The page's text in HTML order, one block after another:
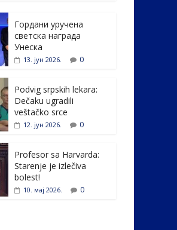
e
dI
n
e
Гордани уручена
светска награда
Унеска
13. јун 2026. 0
Podvig srpskih lekara:
Dečaku ugradili
veštačko srce
12. јун 2026. 0
Profesor sa Harvarda:
Starenje je izlečiva
bolest!
10. мај 2026. 0